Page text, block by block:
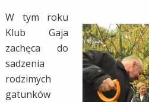
W tym roku
Klub Gaja
zachęca do
sadzenia
rodzimych
gatunków